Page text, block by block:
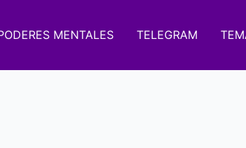
MENTALES TELEGRAM